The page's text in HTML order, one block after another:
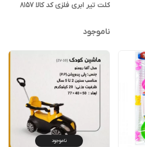
کلت تیر ابری فلزی کد کالا ۸۱۵۷
ناموجود
ناموجود